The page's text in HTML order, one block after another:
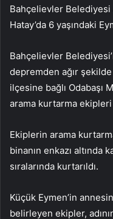
Bahçelievler
Hatay’da 6 yaşındaki
Bahçelievler
depremden ağır
ilçesine bağlı Odabaşı
arama kurtarma ekipleri
Ekiplerin arama
binanın enkazı altında
sıralarında kurtarıldı.
Küçük Eymen’in
belirleyen ekipler,